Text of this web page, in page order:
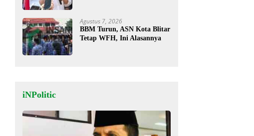
Agustus 7, 2026
BBM Turun, ASN Kota Blitar
Tetap WFH, Ini Alasannya
iNPolitic